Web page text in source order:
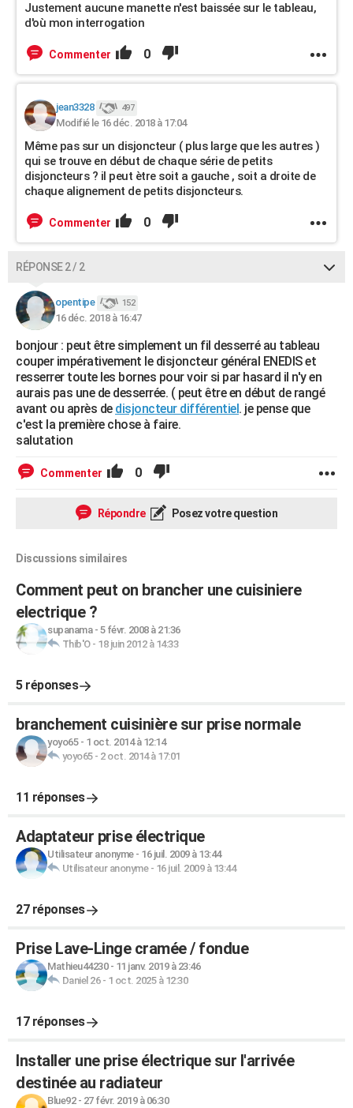
Justement aucune manette n'est baissée sur le tableau,
d'où mon interrogation
Commenter 0
jean3328 497
Modifié le 16 déc. 2018 à 17:04
Même pas sur un disjoncteur ( plus large que les autres )
qui se trouve en début de chaque série de petits
disjoncteurs ? il peut ètre soit a gauche , soit a droite de
chaque alignement de petits disjoncteurs.
Commenter 0
RÉPONSE 2 / 2
opentipe 152
16 déc. 2018 à 16:47
bonjour : peut être simplement un fil desserré au tableau
couper impérativement le disjoncteur général ENEDIS et
resserrer toute les bornes pour voir si par hasard il n'y en
aurais pas une de desserrée. ( peut être en début de rangé
avant ou après de disjoncteur différentiel. je pense que
c'est la première chose à faire.
salutation
Commenter 0
Répondre Posez votre question
Discussions similaires
Comment peut on brancher une cuisiniere
electrique ?
supanama- 5 févr. 2008 à 21:36
Thib'O- 18 juin 2012 à 14:33
5 réponses
branchement cuisinière sur prise normale
yoyo65- 1 oct. 2014 à 12:14
yoyo65- 2 oct. 2014 à 17:01
11 réponses
Adaptateur prise électrique
Utilisateur anonyme- 16 juil. 2009 à 13:44
Utilisateur anonyme- 16 juil. 2009 à 13:44
27 réponses
Prise Lave-Linge cramée / fondue
Mathieu44230- 11 janv. 2019 à 23:46
Daniel 26- 1 oct. 2025 à 12:30
17 réponses
Installer une prise électrique sur l'arrivée
destinée au radiateur
Blue92- 27 févr. 2019 à 06:30